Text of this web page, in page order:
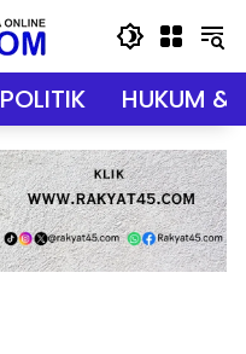
POLITIK HUKUM &